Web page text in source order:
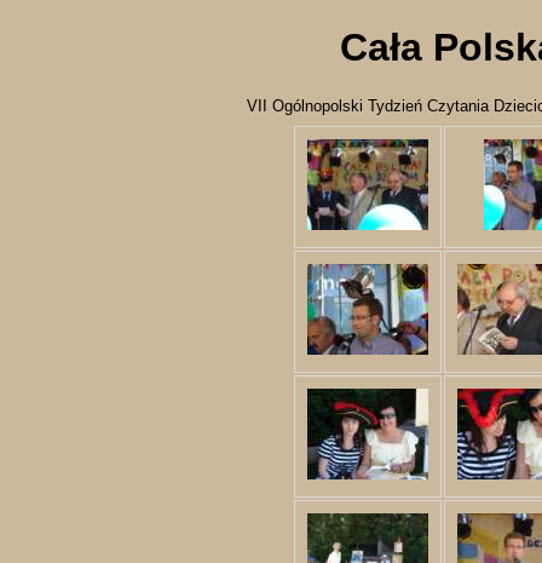
Cała
VII Ogólnopolski Tydzień Czytania